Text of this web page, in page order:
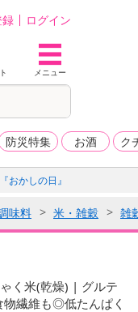
ログイン
メニュー
防災特集 お酒 ク
おかしの日』
味料 米・雑穀 雑
く米(乾燥) | グルテ
物繊維も◎低たんぱく